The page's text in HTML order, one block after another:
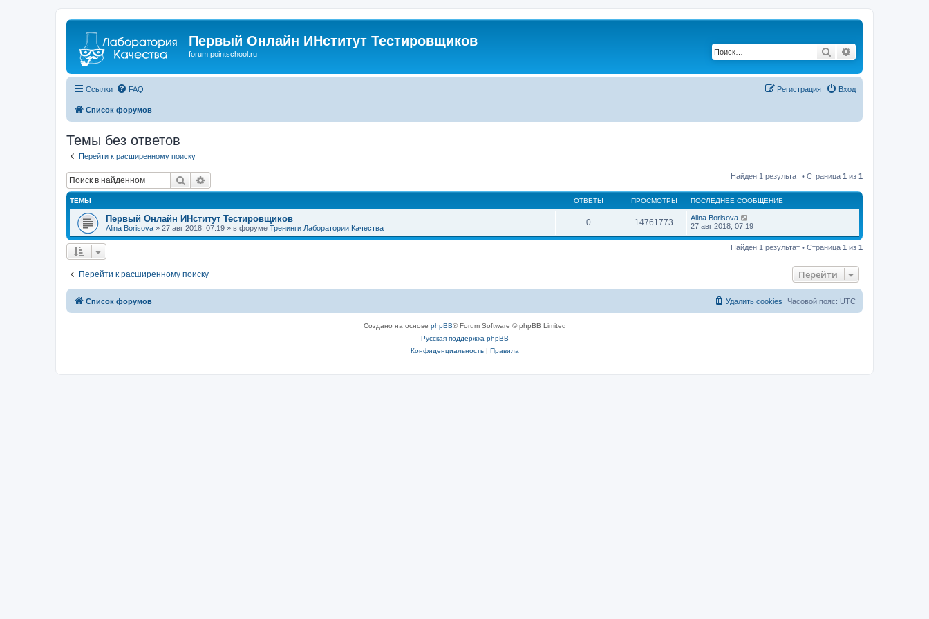
Первый Онлайн ИНститут Тестировщиков
forum.pointschool.ru Поиск
Ссылки FAQ Вход
Регистрация
Список форумов
Темы без ответов
Перейти к расширенному поиску
Поиск Найден 1 результат • Страница 1 из 1
ТЕМЫ ОТВЕТЫ ПРОСМОТРЫ ПОСЛЕДНЕЕ СООБЩЕНИЕ
Первый Онлайн ИНститут Тестировщиков
Alina Borisova » 27 авг 2018, 07:19 » в форуме Тренинги Лаборатории Качества
0 14761773
Alina Borisova
27 авг 2018, 07:19
Найден 1 результат • Страница 1 из 1
Перейти к расширенному поиску Перейти
Список форумов Часовой пояс: UTC
Удалить cookies
Создано на основе phpBB® Forum Software © phpBB Limited
Русская поддержка phpBB
Конфиденциальность| Правила